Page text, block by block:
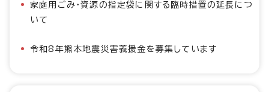
家庭用ごみ・資源の指定袋に関する臨時措置の延長につ
いて
令和8年熊本地震災害義援金を募集しています